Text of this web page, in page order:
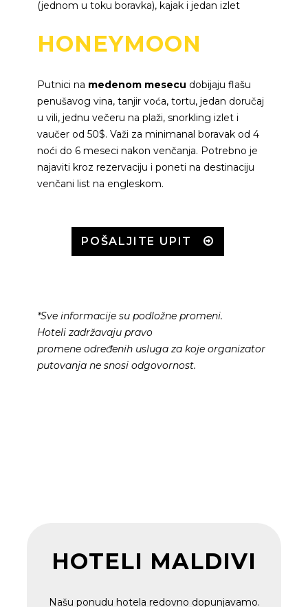
(jednom u toku boravka), kajak i jedan izlet
HONEYMOON
Putnici na medenom mesecu dobijaju flašu
penušavog vina, tanjir voća, tortu, jedan doručaj
u vili, jednu večeru na plaži, snorkling izlet i
vaučer od 50$. Važi za minimanal boravak od 4
noći do 6 meseci nakon venčanja. Potrebno je
najaviti kroz rezervaciju i poneti na destinaciju
venčani list na engleskom.
POŠALJITE UPIT
*Sve informacije su podložne promeni.
Hoteli zadržavaju pravo
promene određenih usluga za koje organizator
putovanja ne snosi odgovornost.
HOTELI MALDIVI
Našu ponudu hotela redovno dopunjavamo.